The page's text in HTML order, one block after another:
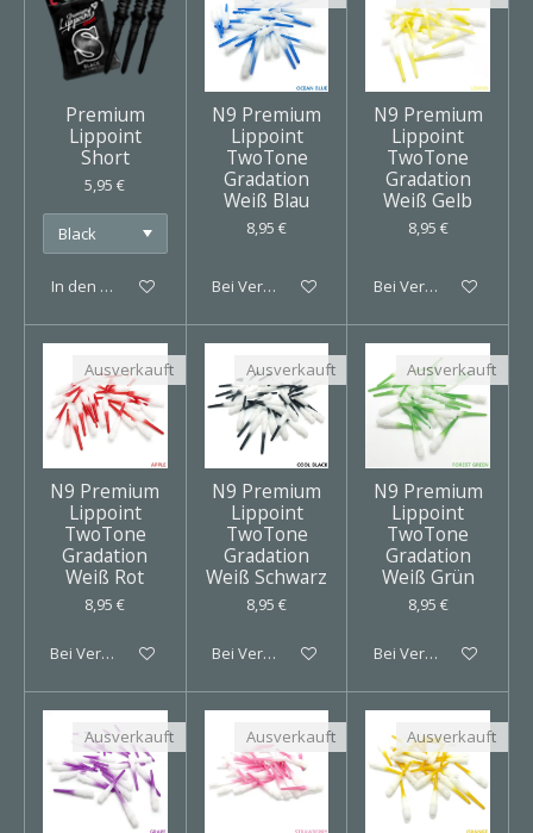
Premium
Lippoint
Short
5,95 €
In den Warenkorb
N9 Premium
Lippoint
TwoTone
Gradation
Weiß Blau
8,95 €
Bei Verfügbarkeit benachrichtigen
N9 Premium
Lippoint
TwoTone
Gradation
Weiß Gelb
8,95 €
Bei Verfügbarkeit
Ausverkauft
N9 Premium
Lippoint
TwoTone
Gradation
Weiß Rot
8,95 €
Bei Verfügbarkeit benachrichtigen
Ausverkauft
N9 Premium
Lippoint
TwoTone
Gradation
Weiß Schwarz
8,95 €
Bei Verfügbarkeit benachrichtigen
Ausverkauft
N9 Premium
Lippoint
TwoTone
Gradation
Weiß Grün
8,95 €
Bei Verfügbarkeit
Ausverkauft Ausverkauft Ausverkauft